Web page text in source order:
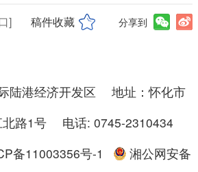
] 稿件收藏 分享到
陆港经济开发区 地址：怀化市
北路1号 电话: 0745-2310434
备11003356号-1
湘公网安备